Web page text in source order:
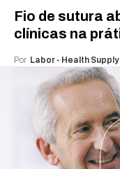
Fio de sutura
clínicas na
Por Labor - Health Supply